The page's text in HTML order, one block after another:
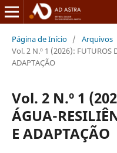
Página de Início / Arquivos
Vol. 2 N.º 1 (2026): FUTUROS
ADAPTAÇÃO
Vol. 2 N.º 1
ÁGUA-
E ADAPTAÇÃO